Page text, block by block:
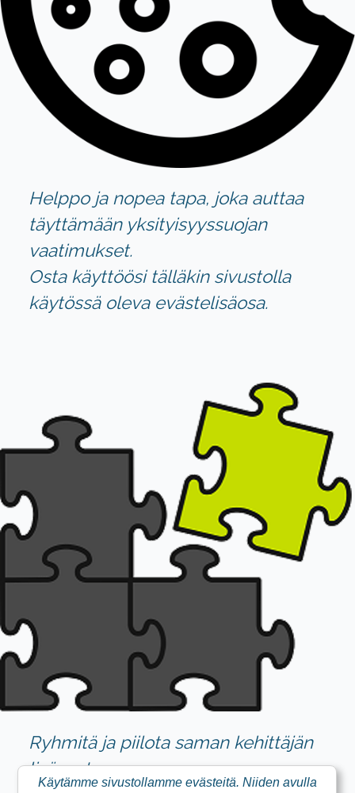
Helppo ja nopea tapa, joka auttaa
täyttämään yksityisyyssuojan
vaatimukset.
Ostakäyttöösi tälläkin sivustolla
käytössä oleva evästelisäosa.
Ryhmitä ja piilota saman kehittäjän
lisäosat.
Käytämme sivustollamme evästeitä. Niiden avulla